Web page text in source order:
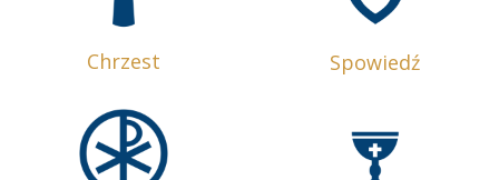
Chrzest Spowiedź